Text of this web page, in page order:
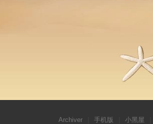
Archiver 手机版 小黑屋